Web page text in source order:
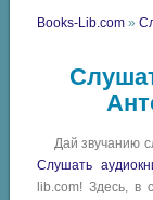
Books-Lib.com »
Дай звучанию
Слушать
lib.com! Здесь, в